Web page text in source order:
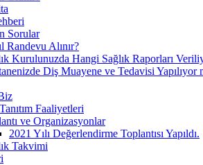
Sorular
Randevu Alınır?
Kurulunuzda Hangi Sağlık Raporları
Diş Muayene ve Tedavisi Yapılıyor
Faaliyetleri
ve Organizasyonlar
2021 Yılı Değerlendirme Toplantısı Yapıldı.
Takvimi